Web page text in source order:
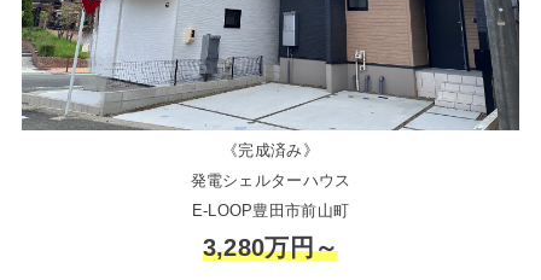
《完成済み》
発電シェルターハウス
E-LOOP豊田市前山町
3,280万円～